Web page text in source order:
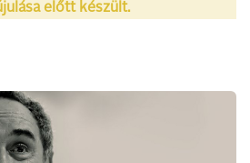
előtt készült.